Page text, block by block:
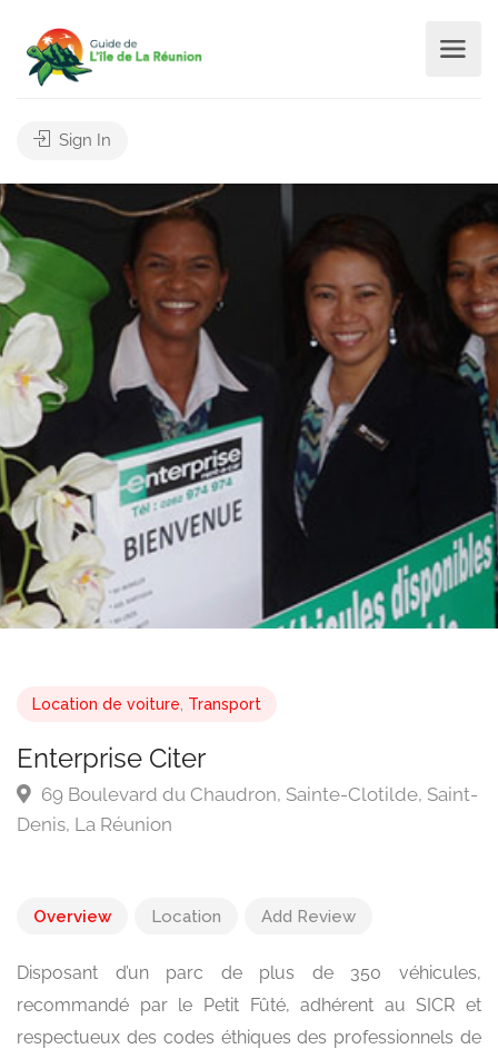
Sign In
Location de voiture Transport
Enterprise Citer
69 Boulevard du Chaudron, Sainte-Clotilde, Saint-
Denis, La Réunion
Overview Location Add Review
Disposant d’un parc de plus de 350 véhicules,
recommandé par le Petit Fûté, adhérent au SICR et
respectueux des codes éthiques des professionnels de